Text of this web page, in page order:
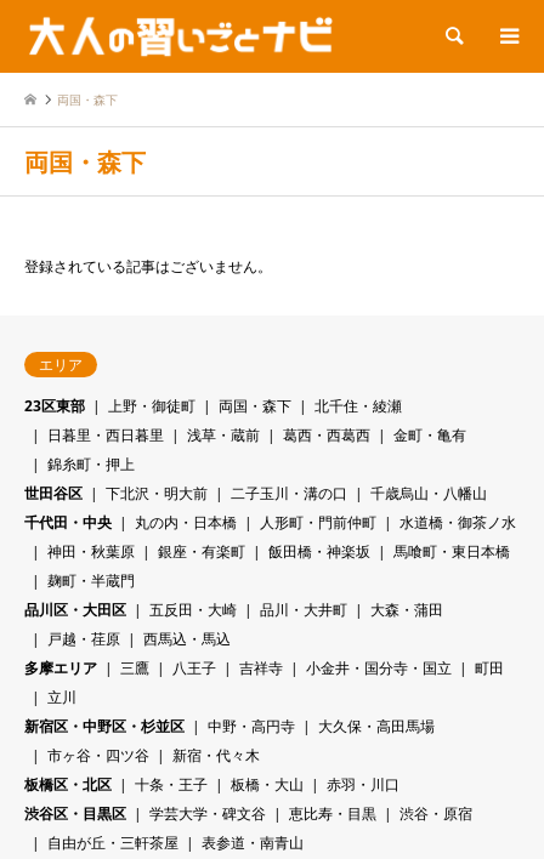
検索
両国・森下
両国・森下
登録されている記事はございません。
エリア
23区東部
上野・御徒町 両国・森下
北千住・綾瀬
日暮里・西日暮里
浅草・蔵前 葛西・西葛西
金町・亀有
錦糸町・押上
世田谷区
下北沢・明大前 二子玉川・溝の口
千歳烏山・八幡山
千代田・中央
丸の内・日本橋 人形町・門前仲町
水道橋・御茶ノ水
神田・秋葉原
銀座・有楽町 飯田橋・神楽坂
馬喰町・東日本橋
麹町・半蔵門
品川区・大田区
五反田・大崎 品川・大井町
大森・蒲田
戸越・荏原
西馬込・馬込
多摩エリア
三鷹 八王子 吉祥寺 小金井・国分寺・国立
町田
立川
新宿区・中野区・杉並区
中野・高円寺
大久保・高田馬場
市ヶ谷・四ツ谷
新宿・代々木
板橋区・北区
十条・王子 板橋・大山
赤羽・川口
渋谷区・目黒区
学芸大学・碑文谷 恵比寿・目黒
渋谷・原宿
自由が丘・三軒茶屋
表参道・南青山